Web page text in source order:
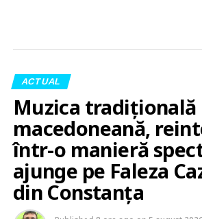
ACTUAL
Muzica tradițională
macedoneană,
într-o manieră
ajunge pe Faleza
din Constanța